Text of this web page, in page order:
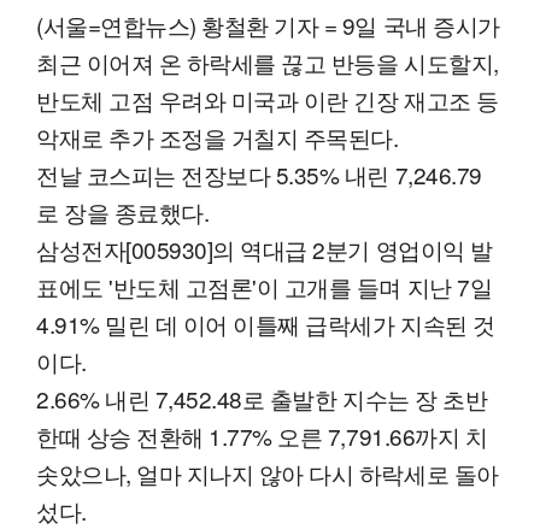
(서울=연합뉴스) 황철환 기자 = 9일 국내 증시가
최근 이어져 온 하락세를 끊고 반등을 시도할지,
반도체 고점 우려와 미국과 이란 긴장 재고조 등
악재로 추가 조정을 거칠지 주목된다.
전날 코스피는 전장보다 5.35% 내린 7,246.79
로 장을 종료했다.
삼성전자[005930]의 역대급 2분기 영업이익 발
표에도 '반도체 고점론'이 고개를 들며 지난 7일
4.91% 밀린 데 이어 이틀째 급락세가 지속된 것
이다.
2.66% 내린 7,452.48로 출발한 지수는 장 초반
한때 상승 전환해 1.77% 오른 7,791.66까지 치
솟았으나, 얼마 지나지 않아 다시 하락세로 돌아
섰다.